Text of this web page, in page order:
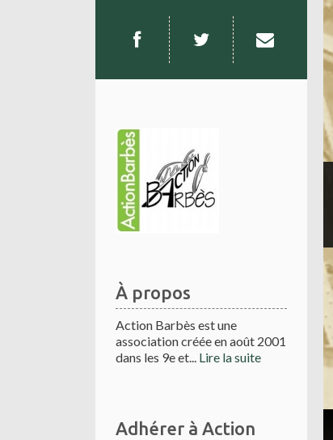
À propos
Action Barbès est une
association créée en août 2001
dans les 9e et... Lire la suite
Adhérer à Action